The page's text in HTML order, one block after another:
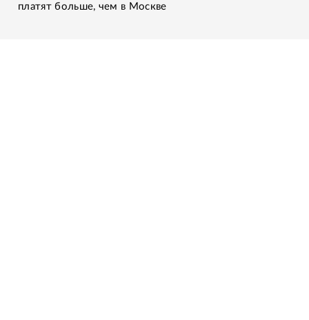
платят больше, чем в Москве